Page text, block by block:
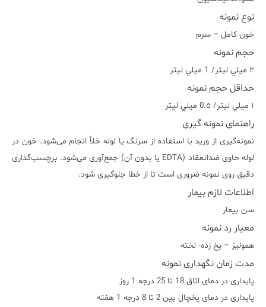
نوع نمونه
خون کامل – سرم
حجم نمونه
٢ ميلي ليتر/ 1 ميلي ليتر
حداقل حجم نمونه
١ ميلي ليتر/ 0.٥ ميلي ليتر
راهنمای نمونه گیری
نمونه‌گیری از ورید با استفاده از سرنگ یا لوله خلأ انجام می‌شود. خون در
لوله حاوی ضدانعقاد (EDTA یا بدون آن) جمع‌آوری می‌شود. برچسب‌گذاری
دقیق روی نمونه ضروری است تا از خطا جلوگیری شود.
اطلاعات لازم بیمار
سن بیمار
معیار رد نمونه
هموليز – يخ زده- لخته
مدت زمان نگهداری نمونه
پایداری در دمای اتاق 18 تا 25 درجه 1 روز
پایداری در دمای یخچال بین 2 تا 8 درجه 1 هفته